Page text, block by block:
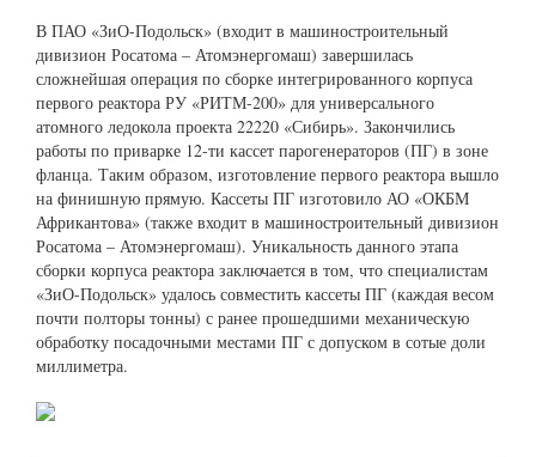
В ПАО «ЗиО-Подольск» (входит в машиностроительный
дивизион Росатома – Атомэнергомаш) завершилась
сложнейшая операция по сборке интегрированного корпуса
первого реактора РУ «РИТМ-200» для универсального
атомного ледокола проекта 22220 «Сибирь». Закончились
работы по приварке 12-ти кассет парогенераторов (ПГ) в зоне
фланца. Таким образом, изготовление первого реактора вышло
на финишную прямую. Кассеты ПГ изготовило АО «ОКБМ
Африкантова» (также входит в машиностроительный дивизион
Росатома – Атомэнергомаш). Уникальность данного этапа
сборки корпуса реактора заключается в том, что специалистам
«ЗиО-Подольск» удалось совместить кассеты ПГ (каждая весом
почти полторы тонны) с ранее прошедшими механическую
обработку посадочными местами ПГ с допуском в сотые доли
миллиметра.